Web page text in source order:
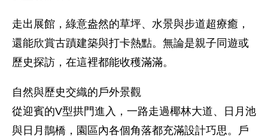
走出展館，綠意盎然的草坪、水景與步道超療癒，
還能欣賞古蹟建築與打卡熱點。無論是親子同遊或
歷史探訪，在這裡都能收穫滿滿。
自然與歷史交織的戶外景觀
從迎賓的V型拱門進入，一路走過椰林大道、日月池
與日月鵲橋，園區內各個角落都充滿設計巧思。戶